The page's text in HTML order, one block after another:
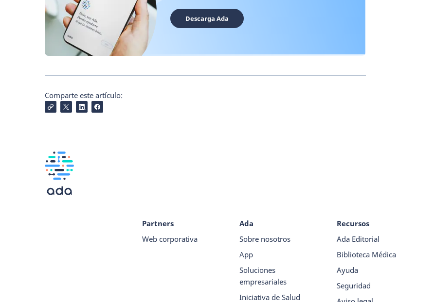
Descarga Ada
Comparte este artículo:
Partners
Web corporativa
Ada
Sobre nosotros
App
Soluciones
empresariales
Iniciativa de Salud
Recursos
Ada Editorial
Biblioteca Médica
Ayuda
Seguridad